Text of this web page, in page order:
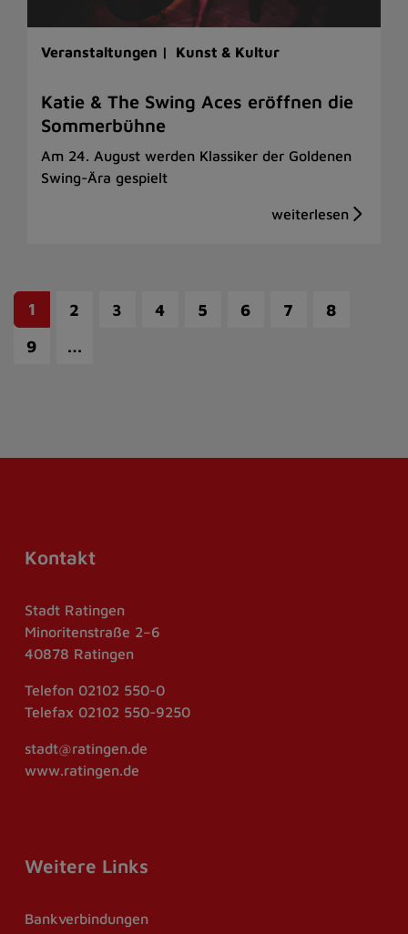
Veranstaltungen | Kunst & Kultur
Katie & The Swing Aces eröffnen die
Sommerbühne
Am 24. August werden Klassiker der Goldenen
Swing-Ära gespielt
1 2 3 4 5 6 7
8
9
…
Kontakt
Stadt Ratingen
Minoritenstraße 2–6
40878 Ratingen
Telefon 02102 550-0
Telefax 02102 550-9250
stadt@ratingen.de
www.ratingen.de
Weitere Links
Bankverbindungen